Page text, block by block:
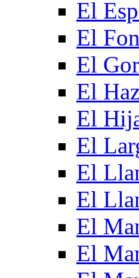
El
El
El Gor
El
El
El
El
El
El
El